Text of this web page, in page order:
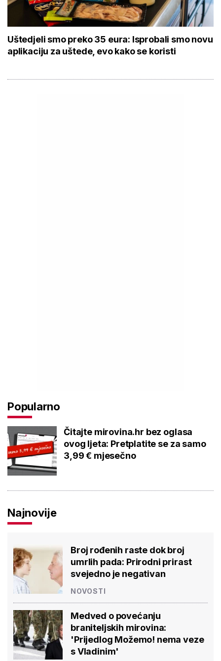
Uštedjeli smo preko 35 eura: Isprobali smo novu
aplikaciju za uštede, evo kako se koristi
Popularno
Čitajte mirovina.hr bez oglasa
ovog ljeta: Pretplatite se za samo
3,99 € mjesečno
Najnovije
Broj rođenih raste dok broj
umrlih pada: Prirodni prirast
svejedno je negativan
NOVOSTI
Medved o povećanju
braniteljskih mirovina:
'Prijedlog Možemo! nema veze
s Vladinim'